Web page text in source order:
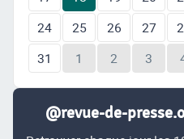
24
25 26 27
31
1 2 3
@revue-de-